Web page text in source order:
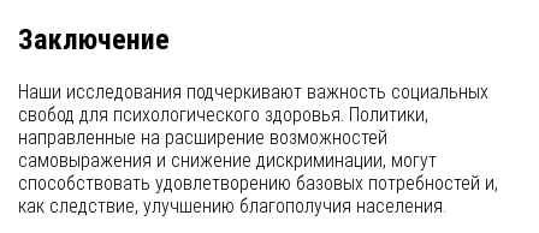
Заключение
Наши исследования подчеркивают важность социальных
свобод для психологического здоровья. Политики,
направленные на расширение возможностей
самовыражения и снижение дискриминации, могут
способствовать удовлетворению базовых потребностей и,
как следствие, улучшению благополучия населения.